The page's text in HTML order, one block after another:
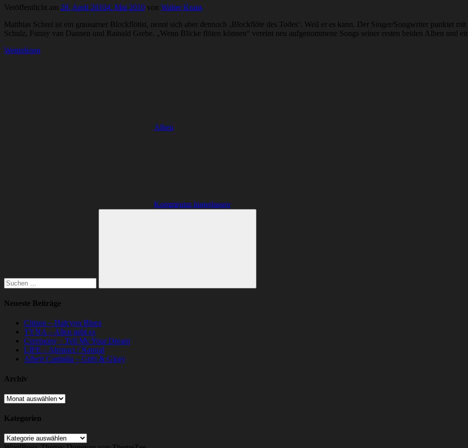
Veröffentlicht am 28. April 20104. Mai 2010 von Walter Kraus
Matthias Schrei ist ein grausamer Blockflötist, nennt sich aber dennoch ‚Blockflöte des Todes‘. Weil er es kann. Der Singer/Songwriter punktet
Schulz, Funny van Dannen und Rainald Grebe. „Wenn Blicke flöten können“ vereint neu aufgenommene Songs seiner ersten beiden Alben und
Weiterlesen
Alben
Kommentar hinterlassen
Suchen
Neueste Beiträge
Citizen – Halcyon Blues
TYNA – Allen geht es
Ceremony – Tell Me Your Dream
LIFE – Abstract / Natural
Albert Castiglia – Grits & Glory
Archiv
Archiv
Kategorien
Kategorien